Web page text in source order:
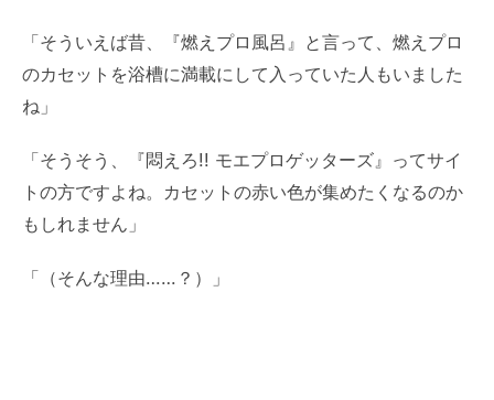
「そういえば昔、『燃えプロ風呂』と言って、燃えプロ
のカセットを浴槽に満載にして入っていた人もいました
ね」
「そうそう、『悶えろ!! モエプロゲッターズ』ってサイ
トの方ですよね。カセットの赤い色が集めたくなるのか
もしれません」
「（そんな理由……？）」